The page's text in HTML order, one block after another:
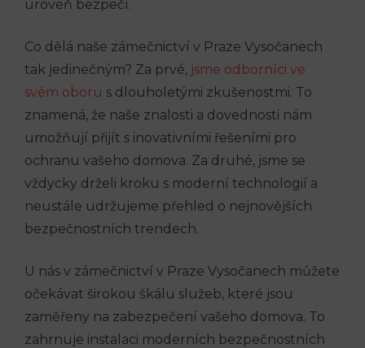
úroveň bezpečí.
Co dělá naše zámečnictví v Praze Vysočanech
tak jedinečným? Za prvé, jsme odborníci ve
svém oboru s dlouholetými zkušenostmi. To
znamená, že naše znalosti a dovednosti nám
umožňují přijít s inovativními řešeními pro
ochranu vašeho domova. Za druhé, jsme se
vždycky drželi kroku s moderní technologií a
neustále udržujeme přehled o nejnovějších
bezpečnostních trendech.
U nás v zámečnictví v Praze Vysočanech můžete
očekávat širokou škálu služeb, které jsou
zaměřeny na zabezpečení vašeho domova. To
zahrnuje instalaci moderních bezpečnostních